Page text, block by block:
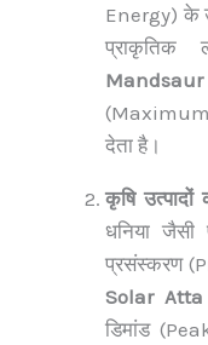
Energy) के
प्राकृतिक
Mandsaur
देता है।
कृषि उत्पादों
धनिया
प्रसंस्करण
Solar
डिमांड